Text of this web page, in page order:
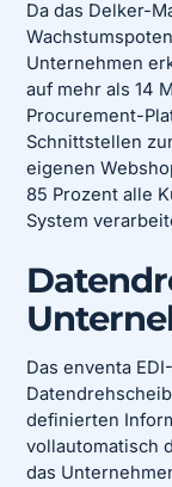
Da das Delker-
Unternehmen
auf mehr als 14
Procurement-
Schnittstellen
eigenen
85 Prozent alle
System
Das enventa
definierten
vollautomatisch
das